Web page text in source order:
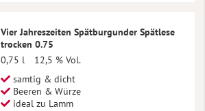
Vier Jahreszeiten Spätburgunder Spätlese
trocken 0.75
0,75 l
12,5 % Vol.
samtig & dicht
Beeren & Würze
ideal zu Lamm